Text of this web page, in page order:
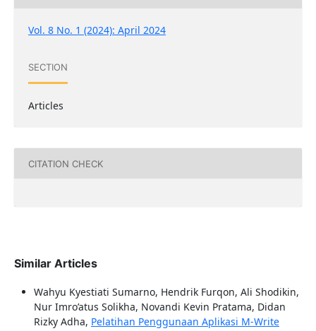
Vol. 8 No. 1 (2024): April 2024
SECTION
Articles
CITATION CHECK
Similar Articles
Wahyu Kyestiati Sumarno, Hendrik Furqon, Ali Shodikin,
Nur Imro’atus Solikha, Novandi Kevin Pratama, Didan
Rizky Adha, Pelatihan Penggunaan Aplikasi M-Write